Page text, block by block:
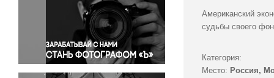
Политика
Правосудие
Происшествия и конфликты
Религия
Светская жизнь
Американский
судьбы своего
Категория:
Место: Россия,